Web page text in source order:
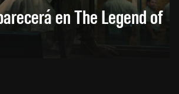
en The Legend of